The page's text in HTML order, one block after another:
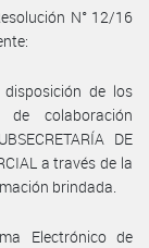
N° 12/16
disposición de los
de colaboración
DE
a través de la
brindada.
Electrónico de